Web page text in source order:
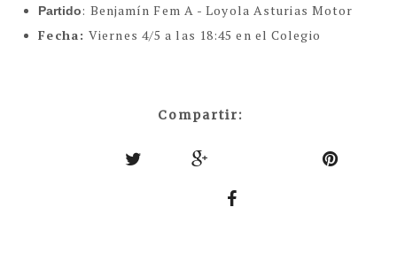
Partido: Benjamín Fem A - Loyola Asturias Motor
Fecha:Viernes 4/5 a las 18:45 en el Colegio
Compartir: